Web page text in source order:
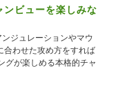
ビューを楽しみな
ジュレーションやマウ
合わせた攻め方をすれば
グが楽しめる本格的チャ